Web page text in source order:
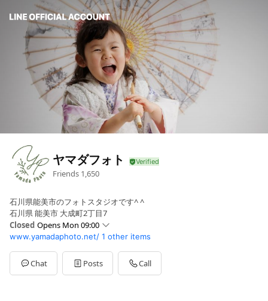
ヤマダフォト
Friends 1,650
石川県能美市のフォトスタジオです^ ^
石川県 能美市 大成町2丁目7
Closed Opens Mon 09:00
Sun09:00 - 18:00
Mon09:00 - 18:00
Tue09:00 - 18:00
WedClosed
www.yamadaphoto.net/ 1 other items
Chat Posts Call